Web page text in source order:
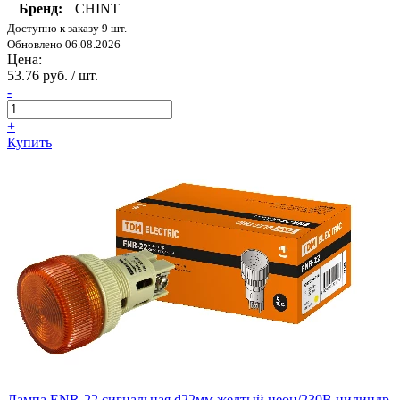
Бренд:
CHINT
Доступно к заказу 9 шт.
Обновлено 06.08.2026
Цена:
53.76 руб. / шт.
-
+
Купить